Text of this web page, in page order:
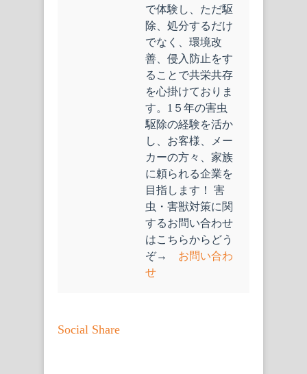
で体験し、ただ駆
除、処分するだけ
でなく、環境改
善、侵入防止をす
ることで共栄共存
を心掛けておりま
す。1５年の害虫
駆除の経験を活か
し、お客様、メー
カーの方々、家族
に頼られる企業を
目指します！ 害
虫・害獣対策に関
するお問い合わせ
はこちらからどう
ぞ→ お問い合わ
せ
Social Share